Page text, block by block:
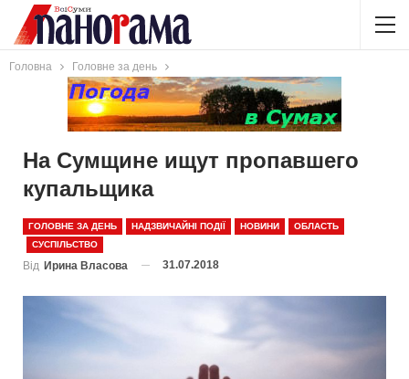
Головна Головне за день
На Сумщине ищут пропавшего
купальщика
ГОЛОВНЕ ЗА ДЕНЬ НАДЗВИЧАЙНІ ПОДІЇ НОВИНИ
ОБЛАСТЬ
СУСПІЛЬСТВО
Від Ирина Власова 31.07.2018